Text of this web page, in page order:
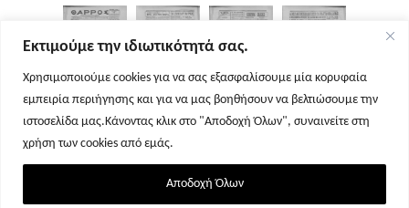
Εκτιμούμε την ιδιωτικότητά σας.
Χρησιμοποιούμε cookies για να σας εξασφαλίσουμε μία κορυφαία
εμπειρία περιήγησης και για να μας βοηθήσουν να βελτιώσουμε την
ιστοσελίδα μας.Κάνοντας κλικ στο "Αποδοχή Όλων", συναινείτε στη
χρήση των cookies από εμάς.
Αποδοχή Όλων
Σελίδα 1 Σελίδα 2 Σελίδα 3 Σελίδα 4